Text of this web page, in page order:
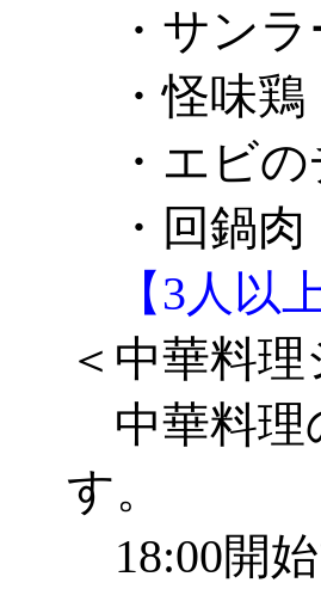
・サンラ
・怪味鶏
・エビの
・回鍋肉
【3人以
＜中華料
中華料理
す。
18:00開